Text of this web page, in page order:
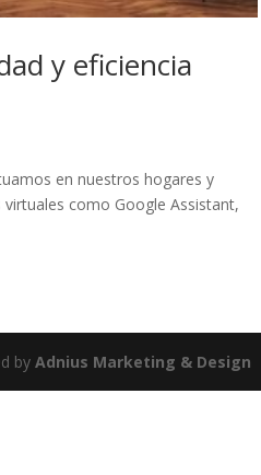
y eficiencia
en nuestros hogares y
como Google Assistant,
by Adnius Marketing & Design